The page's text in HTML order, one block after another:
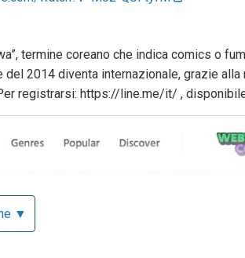
termine coreano che indica comics o
del 2014 diventa internazionale, grazie
registrarsi: https://line.me/it/ ,
▼